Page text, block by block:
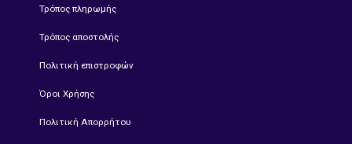
Τρόπος πληρωμής
Τρόπος αποστολής
Πολιτική επιστροφών
Όροι Χρήσης
Πολιτική Απορρήτου